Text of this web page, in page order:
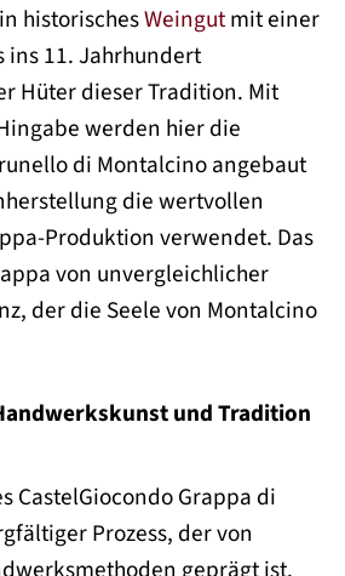
historischesWeingutmit einer
ins 11. Jahrhundert
Hüter dieser Tradition. Mit
werden hier die
di Montalcino angebaut
die wertvollen
Produktion verwendet. Das
von unvergleichlicher
der die Seele von Montalcino
und Tradition
CastelGiocondo Grappa di
Prozess, der von